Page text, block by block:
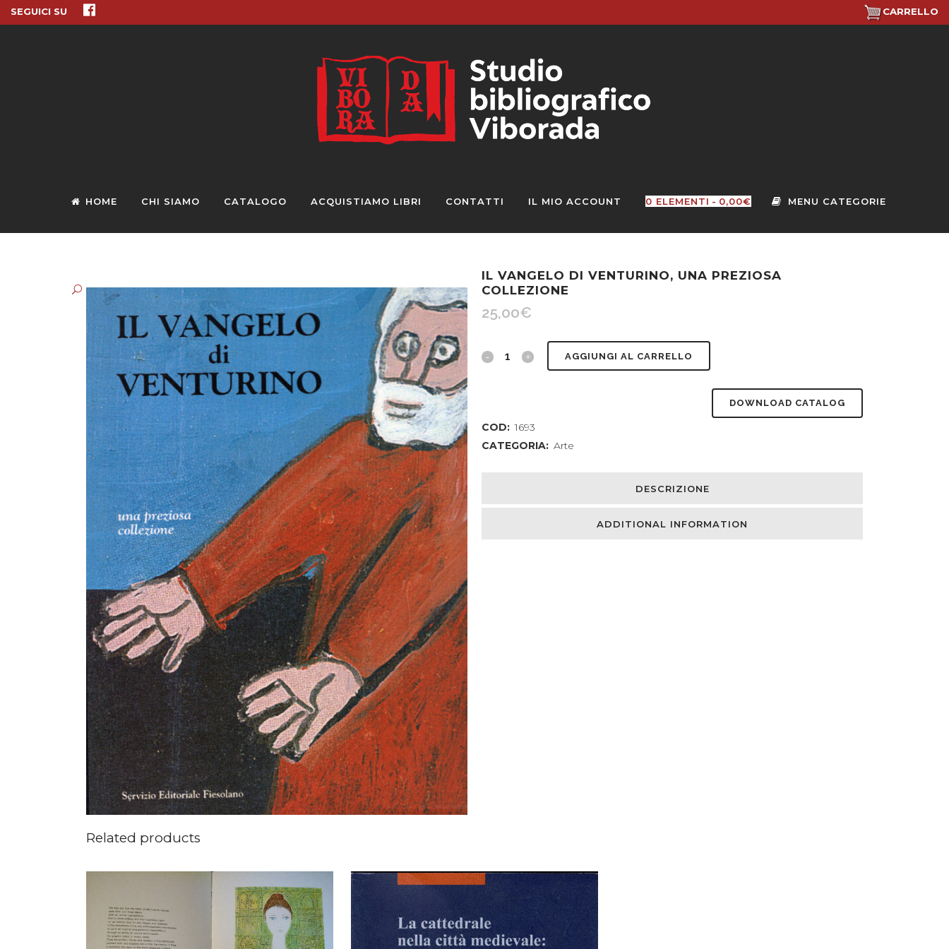
SEGUICI SU CARRELLO
HOME CHI SIAMO CATALOGO ACQUISTIAMO LIBRI CONTATTI IL MIO ACCOUNT 0 ELEMENTI 0,00€
IL VANGELO DI VENTURINO, UNA PREZIOSA
COLLEZIONE
25,00€
Il
Venturino,
AGGIUNGI AL CARRELLO
DOWNLOAD CATALOG
COD: 1693
CATEGORIA: Arte
DESCRIZIONE
ADDITIONAL INFORMATION
Related products